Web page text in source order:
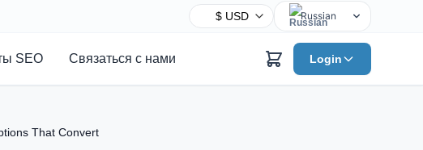
Russian
English
Chinese
SEO Связаться с нами Login
That Convert